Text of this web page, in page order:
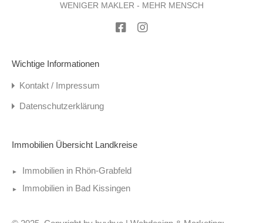
WENIGER MAKLER - MEHR MENSCH
Wichtige Informationen
Kontakt / Impressum
Datenschutzerklärung
Immobilien Übersicht Landkreise
Immobilien in Rhön-Grabfeld
Immobilien in Bad Kissingen